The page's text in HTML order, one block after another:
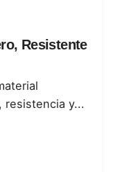
Resistente
resistencia y...